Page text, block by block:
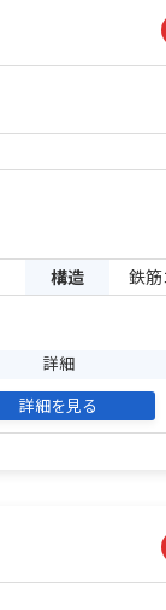
構造 鉄
詳細
詳細を見る